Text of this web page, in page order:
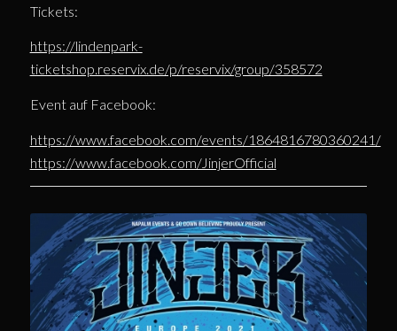
Tickets:
https://lindenpark-
ticketshop.reservix.de/p/reservix/group/358572
Event auf Facebook:
https://www.facebook.com/events/1864816780360241/
https://www.facebook.com/JinjerOfficial